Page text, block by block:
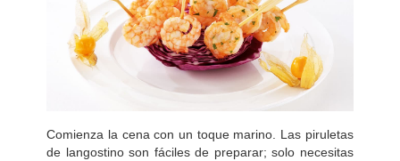
Comienza la cena con un toque marino. Las piruletas
de langostino son fáciles de preparar; solo necesitas